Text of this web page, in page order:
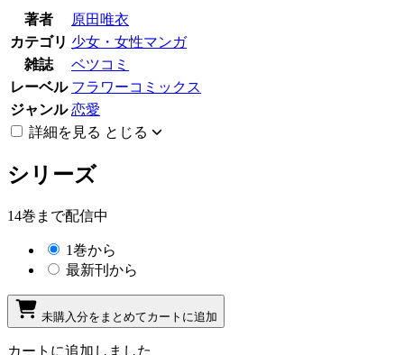
著者
原田唯衣
カテゴリ 少女・女性マンガ
雑誌
ベツコミ
レーベル フラワーコミックス
ジャンル 恋愛
詳細を見る とじる
シリーズ
14巻まで配信中
1巻から
最新刊から
未購入分をまとめてカートに追加
カートに追加しました